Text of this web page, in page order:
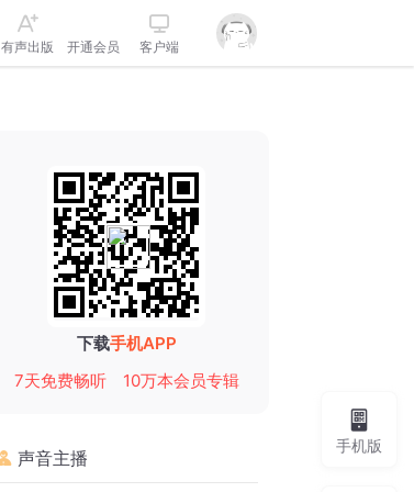
有声出版 开通会员 客户端
下载手机APP
7天免费畅听
10万本会员专辑
声音主播
手机版